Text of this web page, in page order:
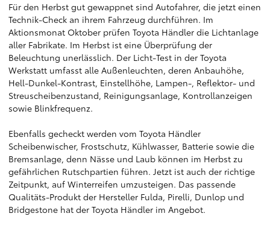
Für den Herbst gut gewappnet sind Autofahrer, die jetzt einen
Technik-Check an ihrem Fahrzeug durchführen. Im
Aktionsmonat Oktober prüfen Toyota Händler die Lichtanlage
aller Fabrikate. Im Herbst ist eine Überprüfung der
Beleuchtung unerlässlich. Der Licht-Test in der Toyota
Werkstatt umfasst alle Außenleuchten, deren Anbauhöhe,
Hell-Dunkel-Kontrast, Einstellhöhe, Lampen-, Reflektor- und
Streuscheibenzustand, Reinigungsanlage, Kontrollanzeigen
sowie Blinkfrequenz.
Ebenfalls gecheckt werden vom Toyota Händler
Scheibenwischer, Frostschutz, Kühlwasser, Batterie sowie die
Bremsanlage, denn Nässe und Laub können im Herbst zu
gefährlichen Rutschpartien führen. Jetzt ist auch der richtige
Zeitpunkt, auf Winterreifen umzusteigen. Das passende
Qualitäts-Produkt der Hersteller Fulda, Pirelli, Dunlop und
Bridgestone hat der Toyota Händler im Angebot.